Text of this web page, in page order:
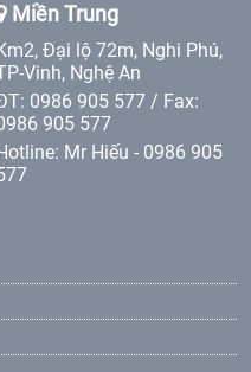
Miền Trung
Đại lộ 72m, Nghi Phú,
Vinh, Nghệ An
0986 905 577 / Fax:
905 577
Mr Hiếu - 0986 905